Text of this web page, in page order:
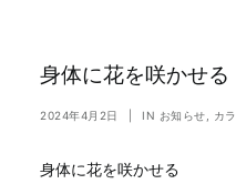
身体に花を咲かせる
2024年4月2日 IN お知らせ カ
身体に花を咲かせる